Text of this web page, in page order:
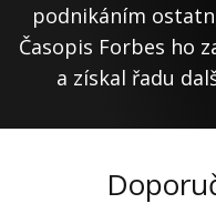
podnikáním
Časopis Forbes ho
a získal řadu